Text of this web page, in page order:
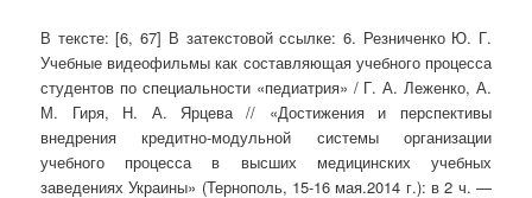
В тексте: [6, 67] В затекстовой ссылке: 6. Резниченко Ю. Г.
Учебные видеофильмы как составляющая учебного процесса
студентов по специальности «педиатрия» / Г. А. Леженко, А.
М. Гиря, Н. А. Ярцева // «Достижения и перспективы
внедрения кредитно-модульной системы организации
учебного процесса в высших медицинских учебных
заведениях Украины» (Тернополь, 15-16 мая.2014 г.): в 2 ч. —